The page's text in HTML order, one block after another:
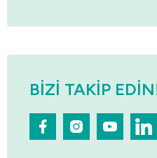
BIZI TAKIP